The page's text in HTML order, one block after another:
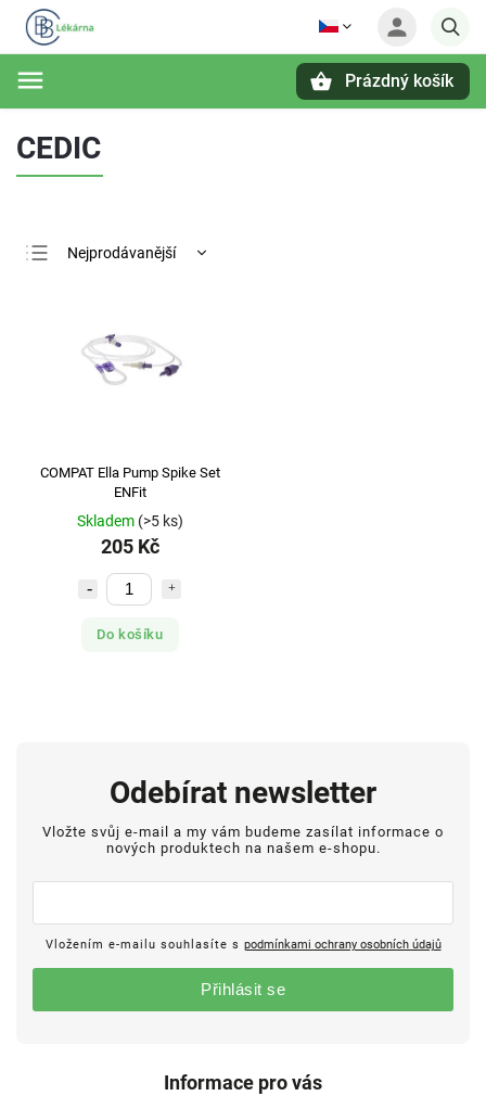
Prázdný košík
CEDIC
Nejprodávanější
Abecedně
COMPAT Ella Pump Spike Set
ENFit
Skladem (>5 ks)
205 Kč
Do košíku
Informace pro vás
Odebírat newsletter
Vložte svůj e-mail a my vám budeme zasílat informace o
nových produktech na našem e-shopu.
Vložením e-mailu souhlasíte s podmínkami ochrany osobních údajů
Přihlásit se